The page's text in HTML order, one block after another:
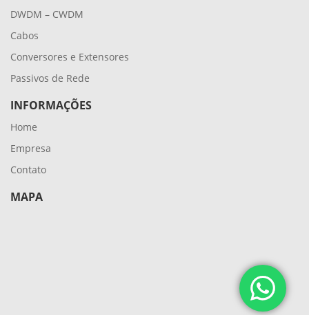
DWDM – CWDM
Cabos
Conversores e Extensores
Passivos de Rede
INFORMAÇÕES
Home
Empresa
Contato
MAPA